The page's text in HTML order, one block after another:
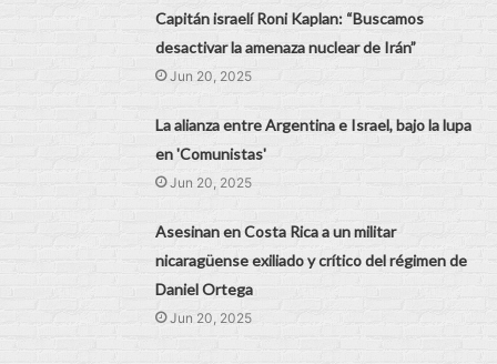
Capitán israelí Roni Kaplan: “Buscamos
desactivar la amenaza nuclear de Irán”
Jun 20, 2025
La alianza entre Argentina e Israel, bajo la lupa
en 'Comunistas'
Jun 20, 2025
Asesinan en Costa Rica a un militar
nicaragüense exiliado y crítico del régimen de
Daniel Ortega
Jun 20, 2025